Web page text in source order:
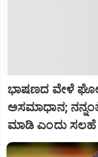
ಭಾಷಣದ ವೇಳೆ
ಅಸಮಾಧಾನ;
ಮಾಡಿ ಎಂದು